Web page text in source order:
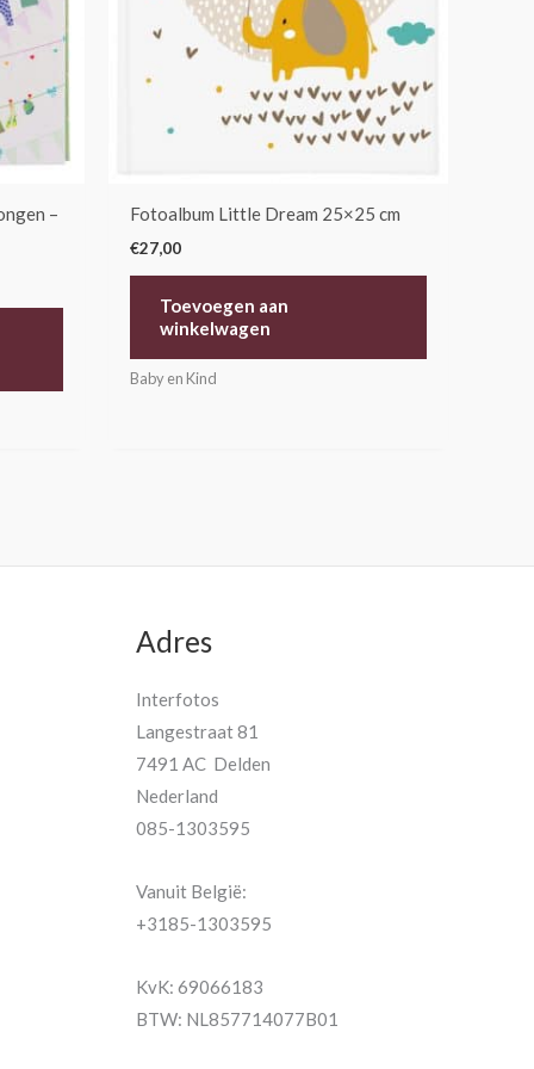
– Fotoalbum Little Dream 25×25 cm
€27,00
Toevoegen aan
winkelwagen
Baby en Kind
Adres
Interfotos
Langestraat 81
7491 AC Delden
Nederland
085-1303595
Vanuit België:
+3185-1303595
KvK: 69066183
BTW: NL857714077B01